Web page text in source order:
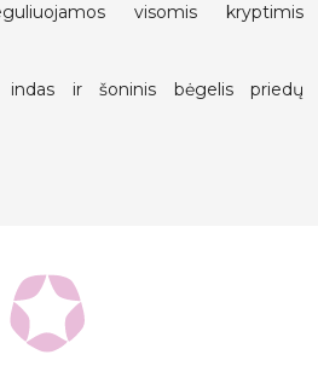
visomis kryptimis
indas ir šoninis bėgelis priedų